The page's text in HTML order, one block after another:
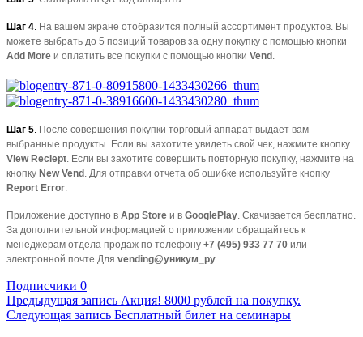
Шаг 4 На вашем экране отобразится полный ассортимент продуктов. Вы
можете выбрать до 5 позиций товаров за одну покупку с помощью кнопки
Add More и оплатить все покупки с помощью кнопки Vend
Шаг 5 После совершения покупки торговый аппарат выдает вам
выбранные продукты. Если вы захотите увидеть свой чек, нажмите кнопку
View Reciept . Если вы захотите совершить повторную покупку, нажмите на
кнопку New Vend . Для отправки отчета об ошибке используйте кнопку
Report Error
Приложение доступно в App Store и в GooglePlay . Скачивается бесплатно.
За дополнительной информацией о приложении обращайтесь к
менеджерам отдела продаж по телефону +7 (495) 933 77 70 или
электронной почте Для vending@уникум_ру
Подписчики 0
Предыдущая запись Акция! 8000 рублей на покупку.
Следующая запись Бесплатный билет на семинары